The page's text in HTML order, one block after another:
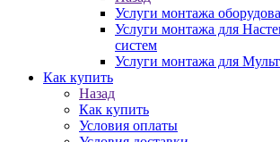
Услуги монтажа
Услуги монтажа для
систем
Услуги монтажа для
Как купить
Назад
Как купить
Условия оплаты